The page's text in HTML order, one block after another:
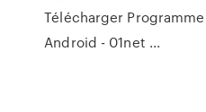
Télécharger
Android - 01net ...